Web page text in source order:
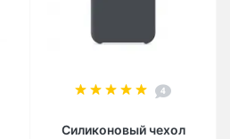
4
Силиконовый чехол